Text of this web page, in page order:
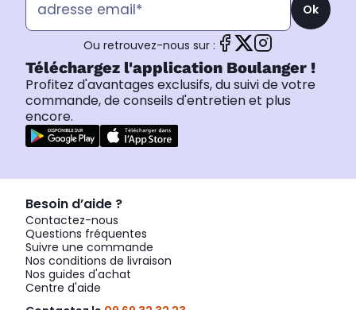
Ok
Ou retrouvez-nous sur :
Téléchargez l'application Boulanger !
Profitez d'avantages exclusifs, du suivi de votre
commande, de conseils d'entretien et plus
encore.
Besoin d’aide ?
Contactez-nous
Questions fréquentes
Suivre une commande
Nos conditions de livraison
Nos guides d'achat
Centre d'aide